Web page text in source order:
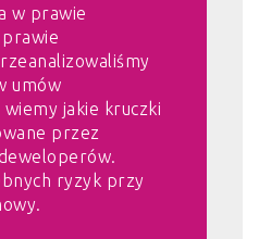
w prawie
umów
jakie kruczki
przez
ryzyk przy